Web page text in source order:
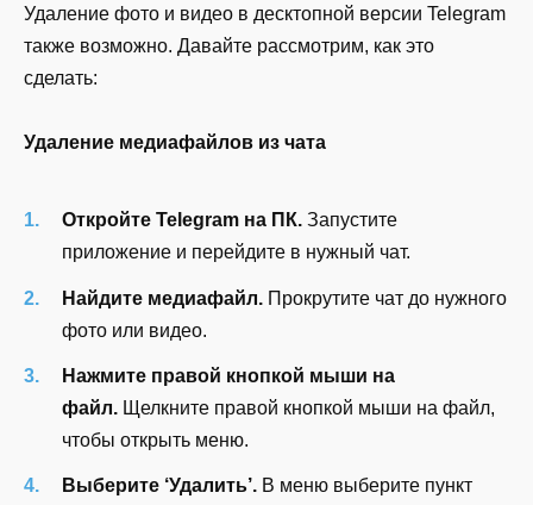
Удаление фото и видео в десктопной версии Telegram
также возможно. Давайте рассмотрим, как это
сделать:
Удаление медиафайлов из чата
Откройте Telegram на ПК. Запустите
приложение и перейдите в нужный чат.
Найдите медиафайл. Прокрутите чат до нужного
фото или видео.
Нажмите правой кнопкой мыши на
файл. Щелкните правой кнопкой мыши на файл,
чтобы открыть меню.
Выберите ‘Удалить’. В меню выберите пункт